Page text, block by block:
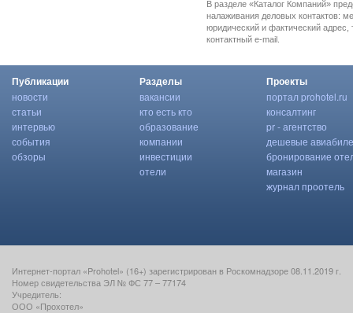
В разделе «Каталог Компаний»
налаживания деловых контактов:
юридический и фактический
контактный e-mail.
Публикации
новости
статьи
интервью
события
обзоры
Разделы
вакансии
кто есть кто
образование
компании
инвестиции
отели
Проекты
портал prohotel.ru
консалтинг
pr - агентство
дешевые
бронирование
магазин
журнал проотель
Интернет-портал «Prohotel» (16+) зарегистрирован в Роскомнадзоре 08.11.2019 г.
Номер свидетельства ЭЛ № ФС 77 – 77174
Учредитель:
ООО «Прохотел»